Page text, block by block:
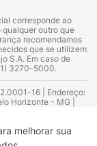
melhorar sua
corresponde ao
outro que
recomendamos
que se utilizem
S.A. Em caso de
3270-5000.
16 | Endereço:
Horizonte - MG |
– CRF 52.584 -
Nº 13.748. Alvará